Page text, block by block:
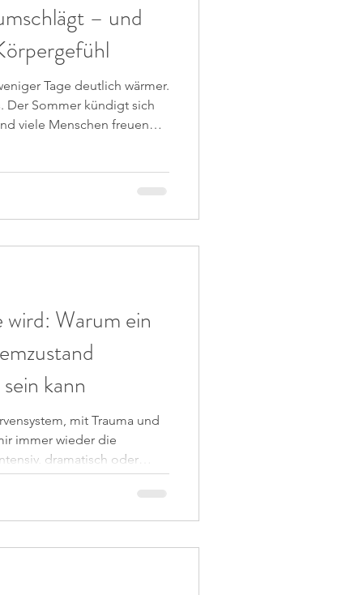
– und
Tage deutlich wärmer.
Der Sommer kündigt sich
viele Menschen freuen
inzwischen, dass Wärme,
Warum ein
kann
mit Trauma und
immer wieder die
dramatisch oder
etwas explosionsartig
die mich erneut
Anteil zu be